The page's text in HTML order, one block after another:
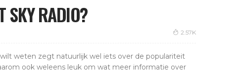
SKY RADIO?
2.57K
weten zegt natuurlijk wel iets over de populariteit
ook weleens leuk om wat meer informatie over